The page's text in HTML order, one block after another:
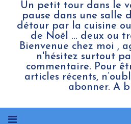
Un petit tour dans le
pause dans une salle
détour par la cuisine
de Noël ... deux ou
Bienvenue chez moi ,
n'hésitez surtout
commentaire. Pour
articles récents,
abonner. A